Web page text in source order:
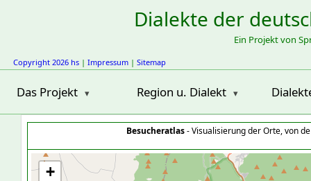
Dialekte der
Ein Projekt von
Copyright 2026 hs | Impressum | Sitemap
Das Projekt Region u. Dialekt
Besucheratlas- Visualisierung der Orte, von
+